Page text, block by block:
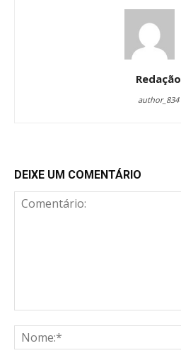
Redação
author_834
DEIXE UM COMENTÁRIO